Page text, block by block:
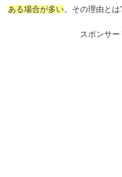
ある場合が多い。その理由とは
スポンサー